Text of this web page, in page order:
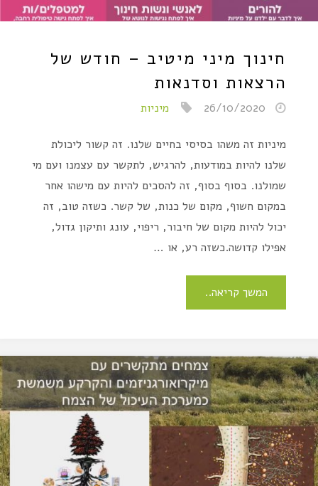
חינוך מיני מיטיב – חודש של
הרצאות וסדנאות
26/10/2020 מיניות
מיניות זה משהו בסיסי בחיים שלנו. זה קשור ליכולת
שלנו להיות במודעות, להרגיש, לתקשר עם עצמנו ועם מי
שמולנו. בסוף בסוף, זה להסכים להיות עם מישהו אחר
במקום חשוף, מקום של כנות, של קשר. כשזה טוב, זה
יכול להיות מקום של חיבור, ריפוי, עונג ותיקון גדול,
אפילו קדושה.כשזה רע, או …
המשך קריאה..